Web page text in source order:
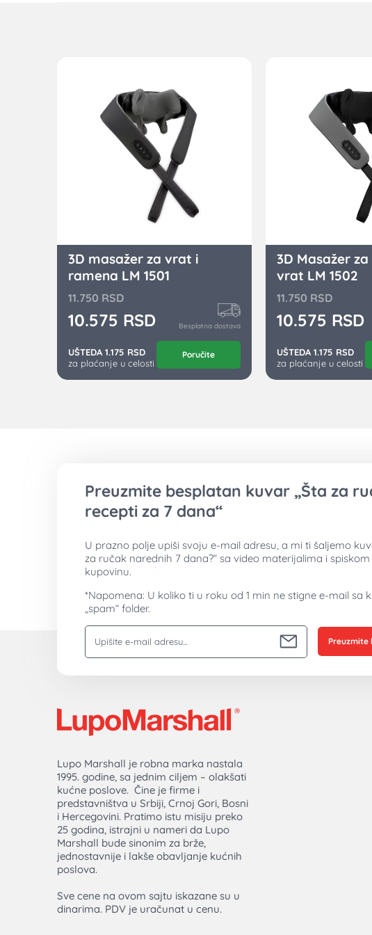
3D masažer za vrat i
ramena LM 1501
11.750 RSD
10.575 RSD Besplatna dostava
UŠTEDA 1.175 RSD
za plaćanje u celosti
Poručite
3D Masažer
vrat LM 1502
11.750 RSD
10.575 RSD
UŠTEDA 1.175 RSD
za plaćanje u celosti
Preuzmite besplatan kuvar „Šta za
recepti za 7 dana“
U prazno polje upiši svoju e-mail adresu, a mi ti šaljemo
za ručak narednih 7 dana?“ sa video materijalima i
kupovinu.
*Napomena: U koliko ti u roku od 1 min ne stigne e-mail sa
„spam“ folder.
Preuzmite
Lupo Marshall je robna marka nastala
1995. godine, sa jednim ciljem – olakšati
kućne poslove. Čine je firme i
predstavništva u Srbiji, Crnoj Gori, Bosni
i Hercegovini. Pratimo istu misiju preko
25 godina, istrajni u nameri da Lupo
Marshall bude sinonim za brže,
jednostavnije i lakše obavljanje kućnih
poslova.
Sve cene na ovom sajtu iskazane su u
dinarima. PDV je uračunat u cenu.